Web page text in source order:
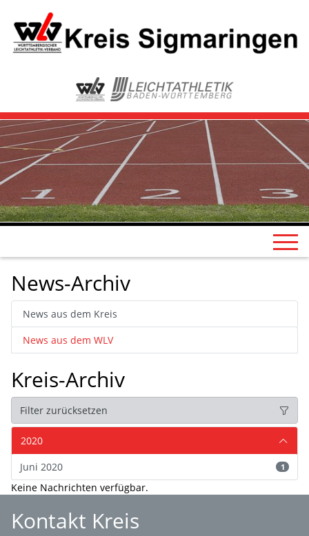
News-Archiv
News aus dem Kreis
News aus dem WLV
Kreis-Archiv
Filter zurücksetzen
2020
Juni 2020
1
Keine Nachrichten verfügbar.
Kontakt Kreis